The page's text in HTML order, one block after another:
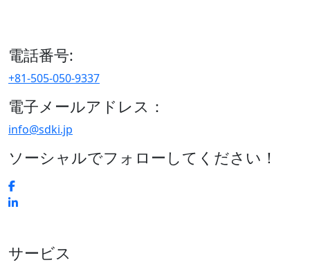
電話番号:
+81-505-050-9337
電子メールアドレス：
info@sdki.jp
ソーシャルでフォローしてください！
サービス